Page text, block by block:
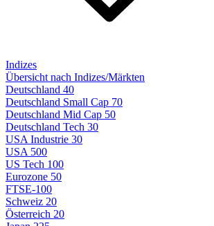
Indizes
Übersicht nach Indizes/Märkten
Deutschland 40
Deutschland Small Cap 70
Deutschland Mid Cap 50
Deutschland Tech 30
USA Industrie 30
USA 500
US Tech 100
Eurozone 50
FTSE-100
Schweiz 20
Österreich 20